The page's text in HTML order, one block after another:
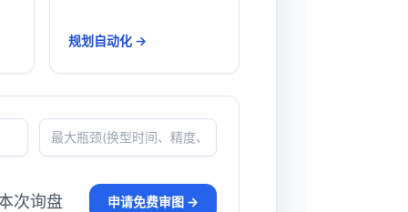
规划自动化 →
次询盘 申请免费审图 →